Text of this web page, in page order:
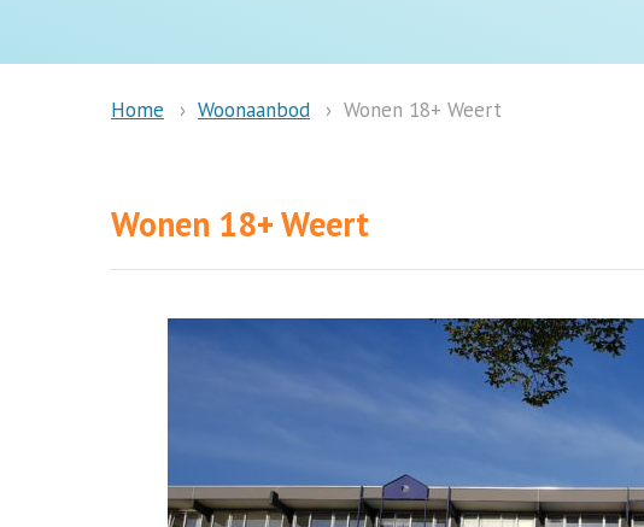
Home Woonaanbod Wonen 18+ Weert
Wonen 18+ Weert